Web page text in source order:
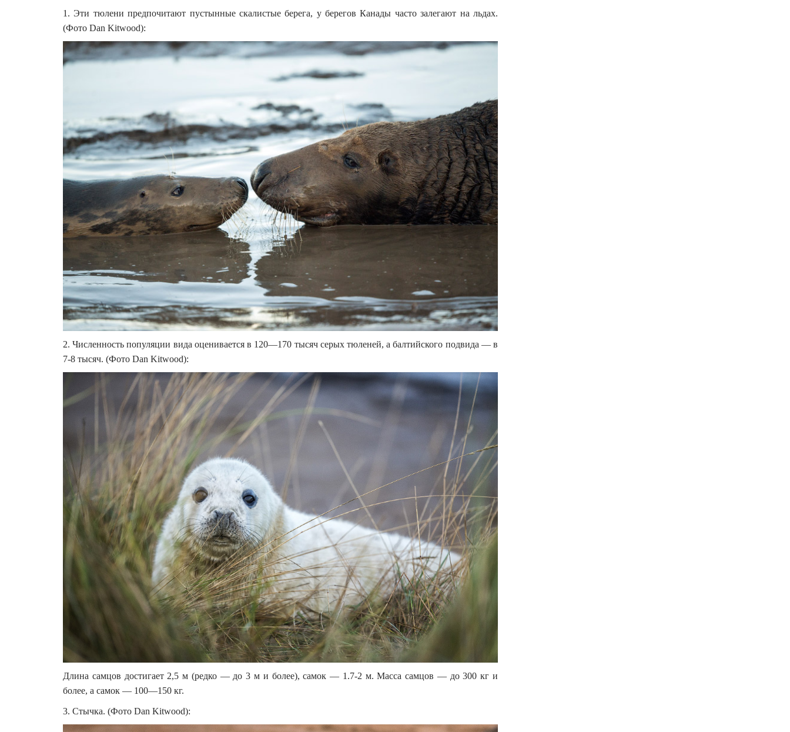
1. Эти тюлени предпочитают пустынные скалистые берега, у берегов Канады часто залегают на льдах.
(Фото Dan Kitwood):
2. Численность популяции вида оценивается в 120—170 тысяч серых тюленей, а балтийского подвида — в
7-8 тысяч. (Фото Dan Kitwood):
Длина самцов достигает 2,5 м (редко — до 3 м и более), самок — 1.7-2 м. Масса самцов — до 300 кг и
более, а самок — 100—150 кг.
3. Стычка. (Фото Dan Kitwood):